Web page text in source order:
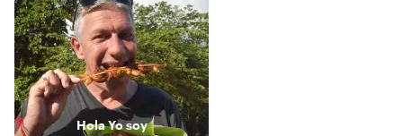
HolaYo soy